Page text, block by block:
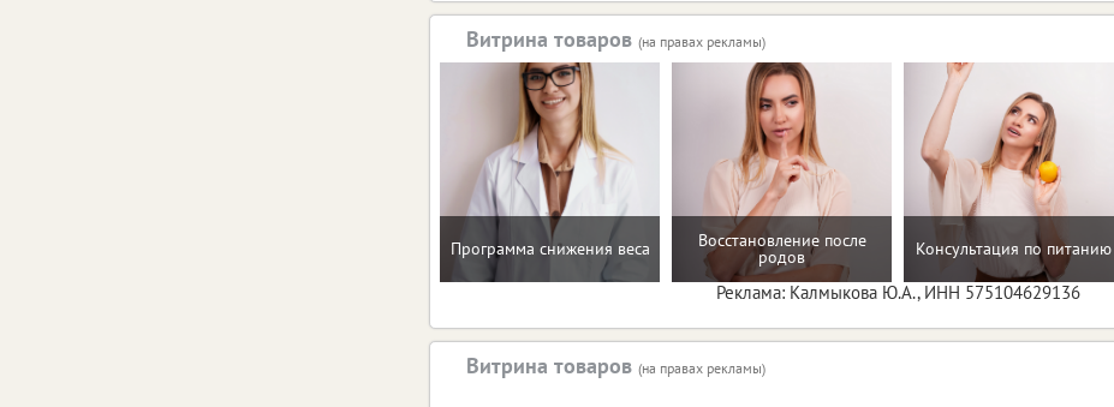
Витрина товаров (на правах рекламы)
Программа снижения веса Восстановление после
родов Консультация по питанию
Реклама: Калмыкова Ю.А., ИНН 575104629136
Витрина товаров (на правах рекламы)